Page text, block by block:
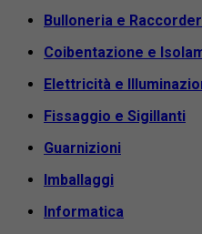
Bulloneria e
Coibentazione e
Elettricità e
Fissaggio e Sigillanti
Guarnizioni
Imballaggi
Informatica